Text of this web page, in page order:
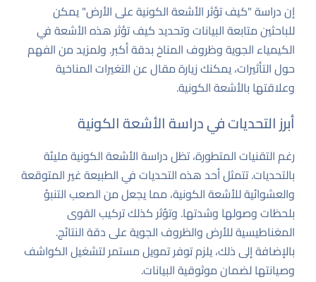
إن دراسة "كيف تؤثر الأشعة الكونية على الأرض" يمكن
للباحثين متابعة البيانات وتحديد كيف تؤثر هذه الأشعة في
الكيمياء الجوية وظروف المناخ بدقة أكبر. ولمزيد من الفهم
حول التأثيرات، يمكنك زيارة مقال عنالتغيرات المناخية
وعلاقتها بالأشعة الكونية.
أبرز التحديات في دراسة الأشعة الكونية
رغم التقنيات المتطورة، تظل دراسة الأشعة الكونية مليئة
بالتحديات. تتمثل أحد هذه التحديات في الطبيعة غير المتوقعة
والعشوائية للأشعة الكونية، مما يجعل من الصعب التنبؤ
بلحظات وصولها وشدتها. وتؤثر كذلك تركيب القوى
المغناطيسية للأرض والظروف الجوية على دقة النتائج.
بالإضافة إلى ذلك، يلزم توفر تمويل مستمر لتشغيل الكواشف
وصيانتها لضمان موثوقية البيانات.